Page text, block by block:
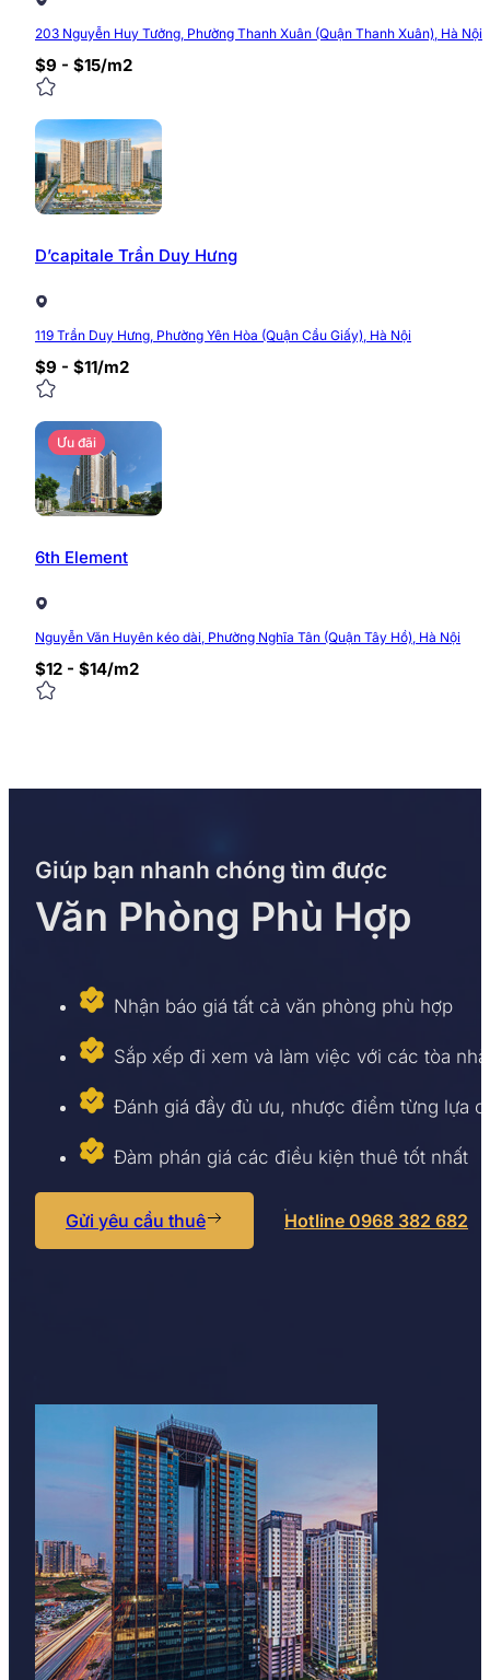
203 Nguyễn Huy Tưởng, Phường Thanh Xuân (Quận Thanh Xuân), Hà Nội
$9 - $15/m2
D’capitale Trần Duy Hưng
119 Trần Duy Hưng, Phường Yên Hòa (Quận Cầu Giấy), Hà Nội
$9 - $11/m2
Ưu đãi
6th Element
Nguyễn Văn Huyên kéo dài, Phường Nghĩa Tân (Quận Tây Hồ), Hà Nội
$12 - $14/m2
Giúp bạn nhanh chóng tìm được
Văn Phòng Phù Hợp
Nhận báo giá tất cả văn phòng phù hợp
Sắp xếp đi xem và làm việc với các tòa nhà
Đánh giá đầy đủ ưu, nhược điểm từng lựa
Đàm phán giá các điều kiện thuê tốt nhất
Gửi yêu cầu thuê Hotline 0968 382 682